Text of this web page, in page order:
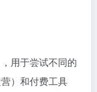
用于尝试不同的
）和付费工具